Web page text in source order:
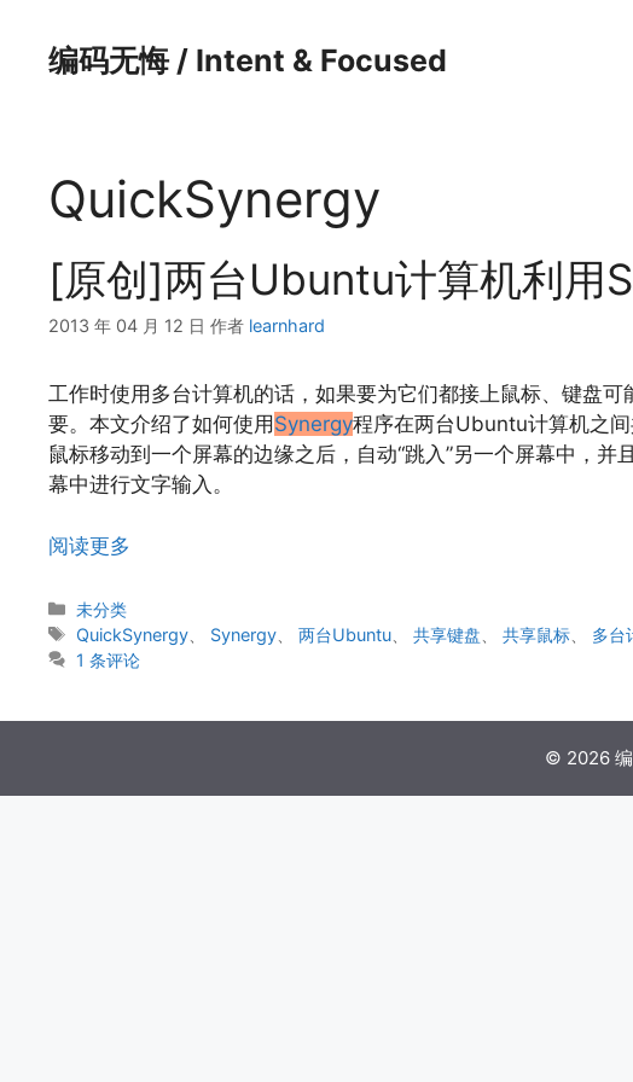
编码无悔 / Intent & Focused
QuickSynergy
[原创]两台Ubuntu计算机利用
2013 年 04 月 12 日 作者 learnhard
工作时使用多台计算机的话，如果要为它们都接上鼠标、键盘
要。本文介绍了如何使用 Synergy程序在两台Ubuntu计算机之
鼠标移动到一个屏幕的边缘之后，自动“跳入”另一个屏幕中，
幕中进行文字输入。
阅读更多
分
类
未分类
标
签
QuickSynergy Synergy 、两台Ubuntu 、共享键盘 、共享鼠标
多台
1 条评论
© 2026